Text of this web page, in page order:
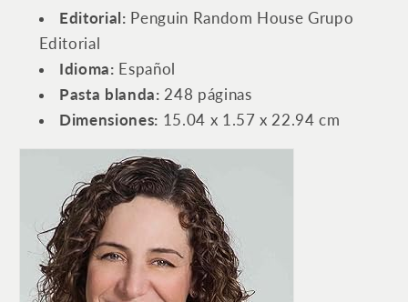
Editorial: ‎ Penguin Random House Grupo
Editorial
Idioma: ‎ Español
Pasta blanda: ‎248 páginas
Dimensiones: 15.04 x 1.57 x 22.94 cm